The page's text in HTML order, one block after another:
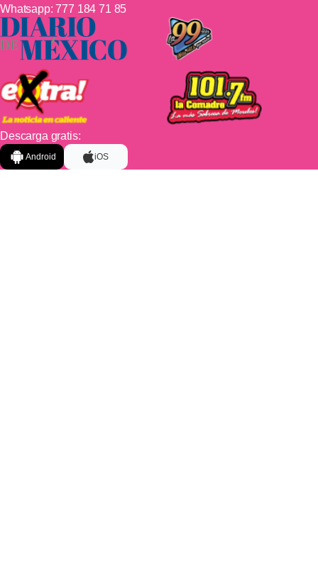
Whatsapp:777 184 71 85
Descarga gratis:
Android iOS